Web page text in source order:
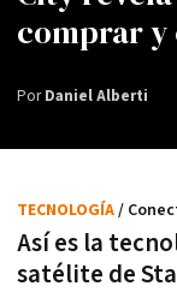
comprar y
PorDaniel Alberti
Así es la
satélite de
TECNOLOGÍA/